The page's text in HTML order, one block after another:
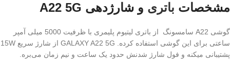
مشخصات باتری و شارژدهی A22 5G
گوشی A22 سامسونگ از باتری لیتیوم پلیمری با ظرفیت 5000 میلی آمپر
ساعتی برای این گوشی استفاده کرده. GALAXY A22 5G از شارژ سریع 15W
پشتیبانی میکنه و فول شارژ شدنش حدود یک ساعت و نیم زمان می‌بره.